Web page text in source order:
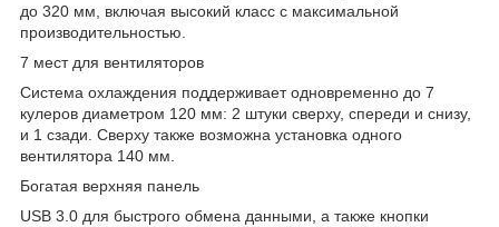
до 320 мм, включая высокий класс с максимальной
производительностью.
7 мест для вентиляторов
Система охлаждения поддерживает одновременно до 7
кулеров диаметром 120 мм: 2 штуки сверху, спереди и снизу,
и 1 сзади. Сверху также возможна установка одного
вентилятора 140 мм.
Богатая верхняя панель
USB 3.0 для быстрого обмена данными, а также кнопки